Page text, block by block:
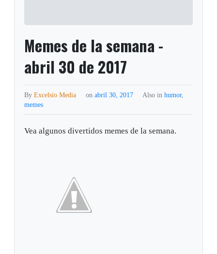
Memes de la semana -
abril 30 de 2017
ByExcelsio Media on abril 30, 2017 Also in humor,
memes
Vea algunos divertidos memes de la semana.